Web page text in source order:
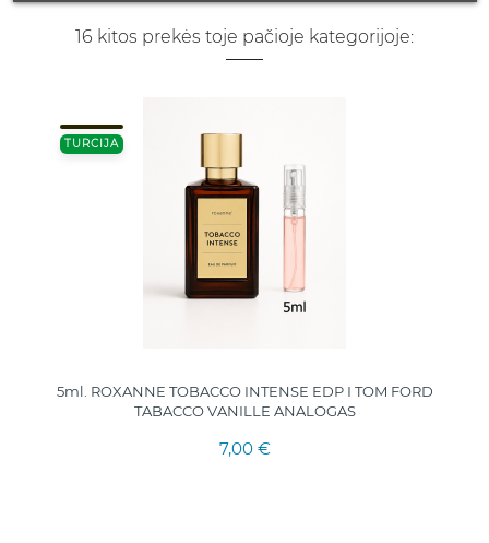
16 kitos prekės toje pačioje kategorijoje:
TURCIJA
5ml. ROXANNE TOBACCO INTENSE EDP I TOM FORD
TABACCO VANILLE ANALOGAS
7,00 €